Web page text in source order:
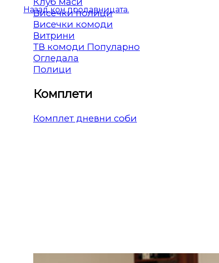
Назад кон продавницата.
Висечки полици
Висечки комоди
Витрини
ТВ комоди
Огледала
Полици
Комплети
Комплет дневни соби